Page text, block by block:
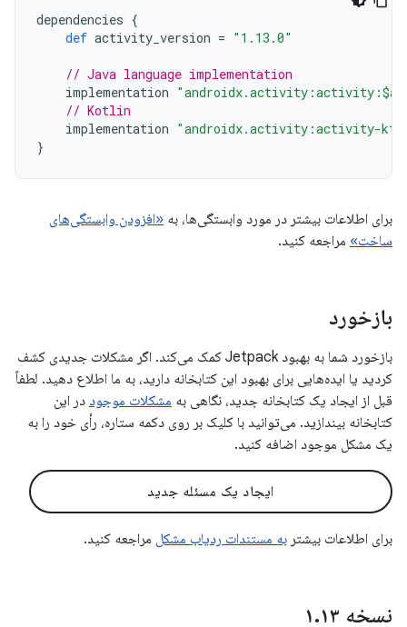
dependencies {
def activity_version = "1.13.0"
// Java language implementation
implementation
// Kotlin
implementation "androidx.activity:activity-
}
برای اطلاعات بیشتر در مورد وابستگی‌ها، به «افزودن وابستگی‌های
ساخت» مراجعه کنید.
بازخورد
بازخورد شما به بهبود Jetpack کمک می‌کند. اگر مشکلات جدیدی کشف
کردید یا ایده‌هایی برای بهبود این کتابخانه دارید، به ما اطلاع دهید. لطفاً
قبل از ایجاد یک کتابخانه جدید، نگاهی به مشکلات موجود در این
کتابخانه بیندازید. می‌توانید با کلیک بر روی دکمه ستاره، رأی خود را به
یک مشکل موجود اضافه کنید.
ایجاد یک مسئله جدید
برای اطلاعات بیشتر به مستندات ردیاب مشکل مراجعه کنید.
نسخه ۱ .۱۳